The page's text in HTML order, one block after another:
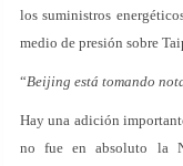
los suministros
medio de presión sobre
“Beijing está tomando
Hay una adición
no fue en absoluto la